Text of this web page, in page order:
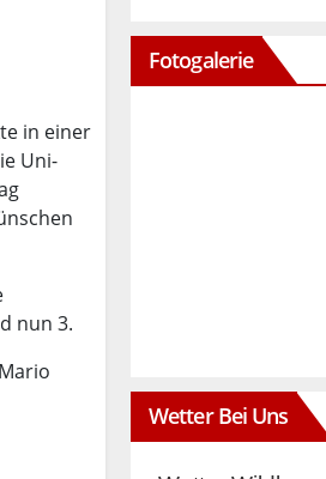
in einer
Uni-
nun 3.
Fotogalerie
Wetter Bei Uns